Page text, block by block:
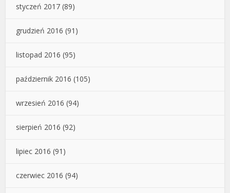
styczeń 2017 (89)
grudzień 2016 (91)
listopad 2016 (95)
październik 2016 (105)
wrzesień 2016 (94)
sierpień 2016 (92)
lipiec 2016 (91)
czerwiec 2016 (94)